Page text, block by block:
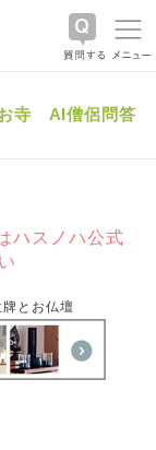
寺 AI僧侶問答
ハスノハ公式
牌とお仏壇